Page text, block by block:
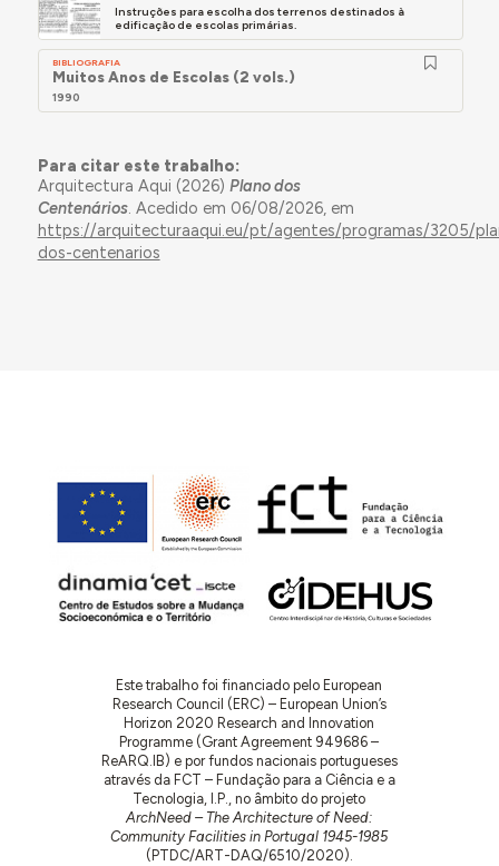
Instruções para escolha dos terrenos destinados à
edificação de escolas primárias.
BIBLIOGRAFIA
Muitos Anos de Escolas (2 vols.)
1990
Para citar este trabalho:
Arquitectura Aqui (2026) Plano dos
Centenários. Acedido em 06/08/2026, em
https://arquitecturaaqui.eu/pt/agentes/programas/3205/
dos-centenarios
Este trabalho foi financiado pelo European
Research Council (ERC) – European Union’s
Horizon 2020 Research and Innovation
Programme (Grant Agreement 949686 –
ReARQ.IB) e por fundos nacionais portugueses
através da FCT – Fundação para a Ciência e a
Tecnologia, I.P., no âmbito do projeto
ArchNeed – The Architecture of Need:
Community Facilities in Portugal 1945-1985
(PTDC/ART-DAQ/6510/2020).